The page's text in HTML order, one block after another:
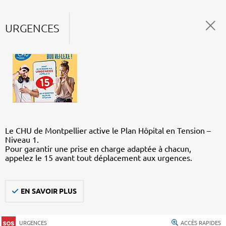
URGENCES
Le CHU de Montpellier active le Plan Hôpital en Tension –
Niveau 1.
Pour garantir une prise en charge adaptée à chacun,
appelez le 15 avant tout déplacement aux urgences.
EN SAVOIR PLUS
URGENCES ACCÈS RAPIDES